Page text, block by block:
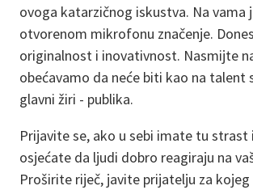
ovoga katarzičnog iskustva. Na vama
otvorenom mikrofonu značenje.
originalnost i inovativnost. Nasmijte
obećavamo da neće biti kao na talent
glavni žiri - publika.
Prijavite se, ako u sebi imate tu strast
osjećate da ljudi dobro reagiraju na
Proširite riječ, javite prijatelju za